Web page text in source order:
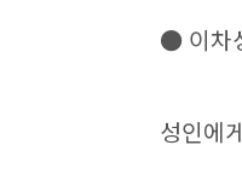
● 이차
성인에